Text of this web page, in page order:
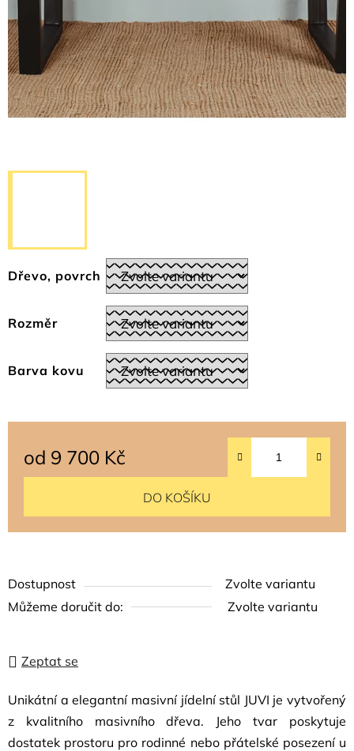
Unikátní a elegantní masivní jídelní stůl JUVI je vytvořený
z kvalitního masivního dřeva. Jeho tvar poskytuje
dostatek prostoru pro rodinné nebo přátelské posezení u
Dřevo, povrch
Rozměr
Barva kovu
Dostupnost
Zvolte variantu
Můžeme doručit do:
Zvolte variantu
od 9 700 Kč
DO KOŠÍKU
Zeptat se